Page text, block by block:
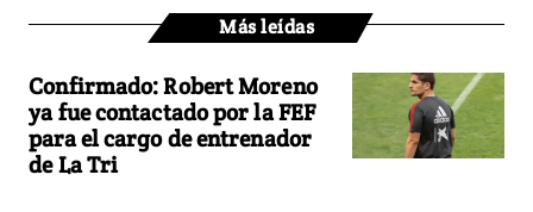
Más leídas
Confirmado: Robert Moreno
ya fue contactado por la FEF
para el cargo de entrenador
de La Tri